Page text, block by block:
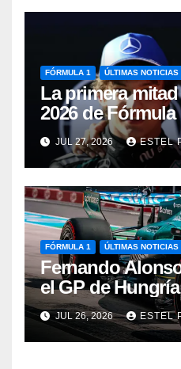
FÓRMULA 1 ÚLTIMAS NOTICIAS
La primera
2026 de Fórmula
manda,
Aston Martin
JUL 27, 2026 ESTEL
FÓRMULA 1 ÚLTIMAS NOTICIAS
Fernando
el GP de
base con la que
JUL 26, 2026 ESTEL